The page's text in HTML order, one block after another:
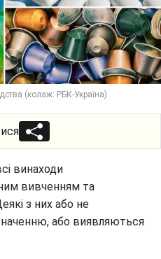
(колаж: РБК-Україна)
винаходи
вивченням та
з них або не
або виявляються